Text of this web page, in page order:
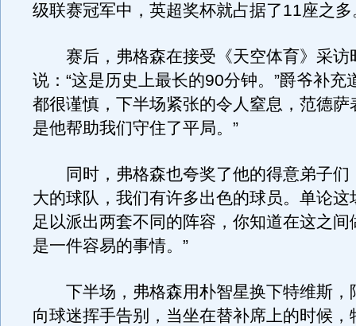
级联赛冠军中，英超奖杯就占据了11座之多
赛后，弗格森在接受《天空体育》采访
说：“这是历史上最长的90分钟。”爵爷补充
都很谨慎，下半场紧张的令人窒息，范德萨
是他帮助我们守住了平局。”
同时，弗格森也夸奖了他的得意弟子们
大的球队，我们有许多出色的球员。单论这
足以派出两套不同的阵容，你知道在这之间
是一件容易的事情。”
下半场，弗格森用朴智星换下特维斯，
向球迷挥手告别，当坐在替补席上的时候，